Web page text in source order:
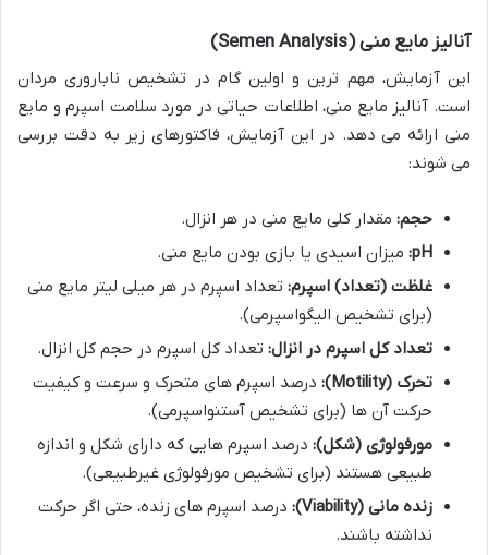
آنالیز مایع منی (Semen Analysis)
این آزمایش، مهم ترین و اولین گام در تشخیص ناباروری مردان
است. آنالیز مایع منی، اطلاعات حیاتی در مورد سلامت اسپرم و مایع
منی ارائه می دهد. در این آزمایش، فاکتورهای زیر به دقت بررسی
می شوند:
حجم: مقدار کلی مایع منی در هر انزال.
pH: میزان اسیدی یا بازی بودن مایع منی.
غلظت (تعداد) اسپرم: تعداد اسپرم در هر میلی لیتر مایع منی
(برای تشخیص الیگواسپرمی).
تعداد کل اسپرم در انزال: تعداد کل اسپرم در حجم کل انزال.
تحرک (Motility):
درصد اسپرم های متحرک و سرعت و کیفیت
حرکت آن ها (برای تشخیص آستنواسپرمی).
مورفولوژی (شکل): درصد اسپرم هایی که دارای شکل و اندازه
طبیعی هستند (برای تشخیص مورفولوژی غیرطبیعی).
زنده مانی (Viability):
درصد اسپرم های زنده، حتی اگر حرکت
نداشته باشند.